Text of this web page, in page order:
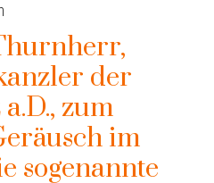
der
zum
im
sogenannte